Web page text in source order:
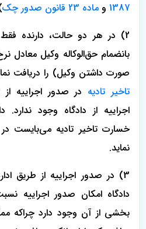
1387 و ماده 23 قانون صدور چک
2) در هر دو حالت، دارنده
بانضمام حق‌الوکاله وکیل معادل
صورت داشتن وکیل) را دریافت
تاخیر تادیه در صدور اجراییه
اجراییه از دادگاه وجود
خسارت تاخیر تادیه می‌بایست
نماید.
3) در صدور اجراییه از طریق
دادگاه امکان صدور اجراییه
بخشی از آن وجود دارد چراکه